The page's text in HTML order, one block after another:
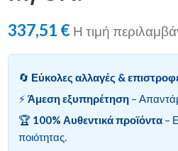
337,51 € Η τιμή
🔄 Εύκολες αλλαγές &
⚡ Άμεση εξυπηρέτηση–
🏆 100% Αυθεντικά προϊόντα–
ποιότητας.